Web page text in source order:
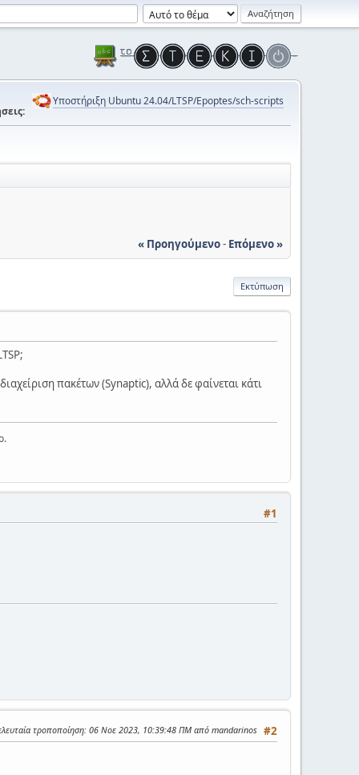
Υποστήριξη Ubuntu 24.04/LTSP/Epoptes/sch-scripts
« Προηγούμενο- Επόμενο »
Εκτύπωση
πακέτων (Synaptic), αλλά δε φαίνεται κάτι
#1
#2
τροποποίηση: 06 Νοε 2023, 10:39:48 ΠΜ από mandarinos